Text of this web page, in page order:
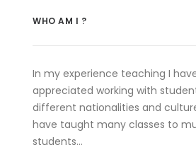
WHO AM I ?
In my experience teaching I
appreciated working with
different nationalities and
have taught many classes to
students…